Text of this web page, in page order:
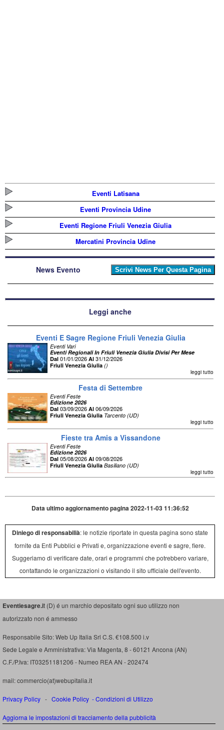
Eventi Latisana
Eventi Provincia Udine
Eventi Regione Friuli Venezia Giulia
Mercatini Provincia Udine
News Evento
Leggi anche
Eventi E Sagre Regione Friuli Venezia Giulia
Eventi Vari
Eventi Regionali In Friuli Venezia Giulia Divisi Per Mese
Dal 01/01/2026 Al 31/12/2026
Friuli Venezia Giulia ()
leggi tutto
Festa di Settembre
Eventi Feste
Edizione 2026
Dal 03/09/2026 Al 06/09/2026
Friuli Venezia Giulia Tarcento (UD)
leggi tutto
Fieste tra Amis a Vissandone
Eventi Feste
Edizione 2026
Dal 05/08/2026 Al 09/08/2026
Friuli Venezia Giulia Basiliano (UD)
leggi tutto
Data ultimo aggiornamento pagina 2022-11-03 11:36:52
Diniego di responsabilià: le notizie riportate in questa pagina sono state
fornite da Enti Pubblici e Privati e, organizzazione eventi e sagre, fiere.
Suggeriamo di verificare date, orari e programmi che potrebbero variare,
contattando le organizzazioni o visitando il sito ufficiale dell'evento.
Eventiesagre.it (D) é un marchio depositato ogni suo utilizzo non
autorizzato non é ammesso
Responsabile Sito: Web Up Italia Srl C.S. €108.500 i.v
Sede Legale e Amministrativa: Via Magenta, 8 - 60121 Ancona (AN)
C.F./P.Iva: IT03251181206 - Numeo REA AN - 202474
mail: commercio(at)webupitalia.it
Privacy Policy - Cookie Policy -Condizioni di Utilizzo
Aggiorna le impostazioni di tracciamento della pubblicità